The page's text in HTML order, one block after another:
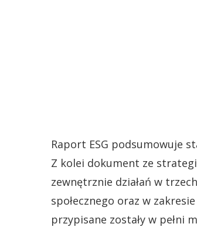
Raport ESG podsumowuje
Z kolei dokument ze
zewnętrznie działań w
społecznego oraz w
przypisane zostały w pełni